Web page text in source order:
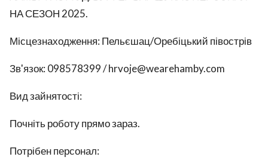
НА СЕЗОН 2025.
Місцезнаходження: Пельєшац/Оребіцький півострів
Зв'язок: 098578399 / hrvoje@wearehamby.com
Вид зайнятості:
Почніть роботу прямо зараз.
Потрібен персонал: